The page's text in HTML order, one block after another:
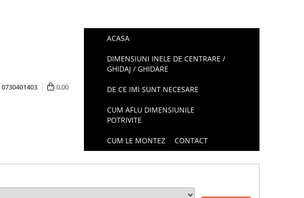
0730401403 0,00
ACASA
DIMENSIUNI INELE DE CENTRARE /
GHIDAJ / GHIDARE
DE CE IMI SUNT NECESARE
CUM AFLU DIMENSIUNILE
POTRIVITE
CUM LE MONTEZ CONTACT